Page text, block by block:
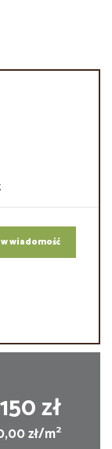
wiadomość
zł
zł/m2